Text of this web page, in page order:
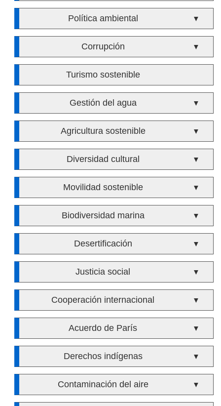
Política ambiental ▼
Corrupción ▼
Turismo sostenible
Gestión del agua ▼
Agricultura sostenible ▼
Diversidad cultural ▼
Movilidad sostenible ▼
Biodiversidad marina ▼
Desertificación ▼
Justicia social ▼
Cooperación internacional ▼
Acuerdo de París ▼
Derechos indígenas ▼
Contaminación del aire ▼